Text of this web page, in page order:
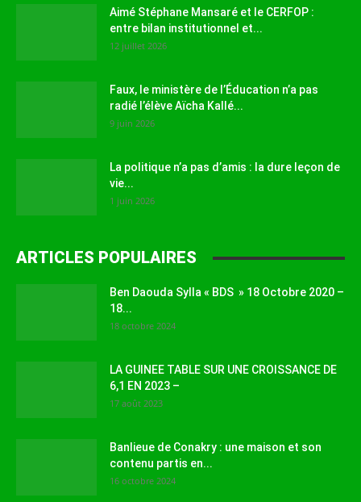
Aimé Stéphane Mansaré et le CERFOP :
entre bilan institutionnel et...
12 juillet 2026
Faux, le ministère de l’Éducation n’a pas
radié l’élève Aïcha Kallé...
9 juin 2026
La politique n’a pas d’amis : la dure leçon de
vie...
1 juin 2026
ARTICLES POPULAIRES
Ben Daouda Sylla « BDS » 18 Octobre 2020 –
18...
18 octobre 2024
LA GUINEE TABLE SUR UNE CROISSANCE DE
6,1 EN 2023 –
17 août 2023
Banlieue de Conakry : une maison et son
contenu partis en...
16 octobre 2024